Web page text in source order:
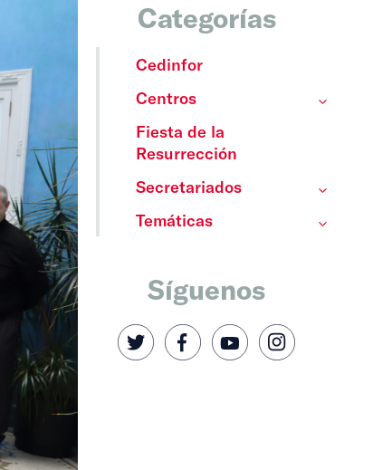
Categorías
Cedinfor
Centros
Fiesta de la
Resurrección
Secretariados
Temáticas
Síguenos